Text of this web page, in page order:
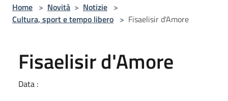
Home > Novità > Notizie >
Cultura, sport e tempo libero > Fisaelisir d'Amore
Fisaelisir d'Amore
Data :